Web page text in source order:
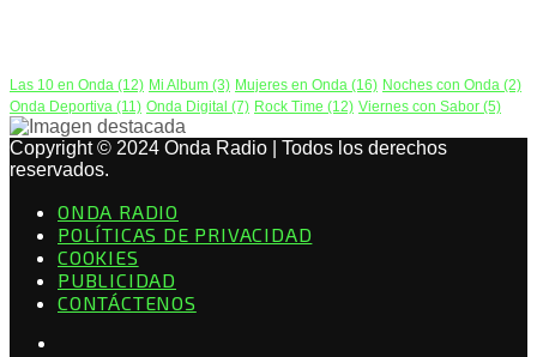
Las 10 en Onda (12) Mi Album (3) Mujeres en Onda (16) Noches con Onda (2)
Onda Deportiva (11) Onda Digital (7) Rock Time (12) Viernes con Sabor (5)
Copyright © 2024 Onda Radio | Todos los derechos
reservados.
ONDA RADIO
POLÍTICAS DE PRIVACIDAD
COOKIES
PUBLICIDAD
CONTÁCTENOS